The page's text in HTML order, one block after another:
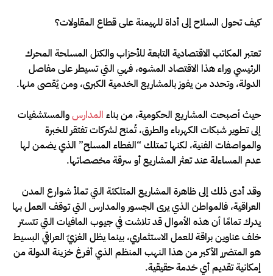
كيف تحول السلاح إلى أداة للهيمنة على قطاع المقاولات؟
تعتبر المكاتب الاقتصادية التابعة للأحزاب والكتل المسلحة المحرك
الرئيسي وراء هذا الاقتصاد المشوه، فهي التي تسيطر على مفاصل
الدولة، وتحدد من يفوز بالمشاريع الخدمية الكبرى، ومن يُقصى منها.
حيث أصبحت المشاريع الحكومية، من بناء المدارسوالمستشفيات
إلى تطوير شبكات الكهرباء والطرق، تُمنح لشركات تفتقر للخبرة
والمواصفات الفنية، لكنها تمتلك “الغطاء المسلح” الذي يضمن لها
عدم المساءلة عند تعثر المشاريع أو سرقة مخصصاتها.
وقد أدى ذلك إلى ظاهرة المشاريع المتلكئة التي تملأ شوارع المدن
العراقية، فالمواطن الذي يرى الجسور والمدارس التي توقف العمل بها
يدرك تمامًا أن هذه الأموال قد تلاشت في جيوب المافيات التي تتستر
خلف عناوين براقة للعمل الاستثماري، بينما يظل الغزيّ العراقي البسيط
هو المتضرر الأكبر من هذا النهب المنظم الذي أفرغ خزينة الدولة من
إمكانية تقديم أي خدمة حقيقية.